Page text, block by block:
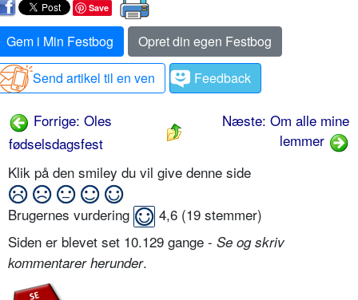
Save
Gem i Min Festbog
Opret din egen Festbog
Send artikel til en ven
Feedback
Forrige: Oles
fødselsdagsfest
Næste: Om alle mine
lemmer
Klik på den smiley du vil give denne side
Brugernes vurdering 4,6 (19 stemmer)
Siden er blevet set 10.129 gange - Se og skriv
kommentarer herunder.